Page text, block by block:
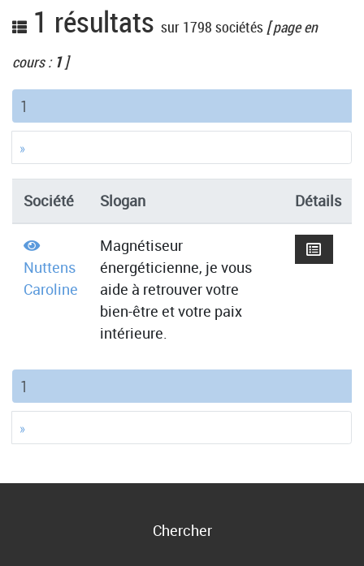
1 résultats sur 1798 sociétés [ page en
cours : 1]
1
»
Société Slogan Détails
Nuttens
Caroline
Magnétiseur
énergéticienne, je vous
aide à retrouver votre
bien-être et votre paix
intérieure.
1
»
Chercher